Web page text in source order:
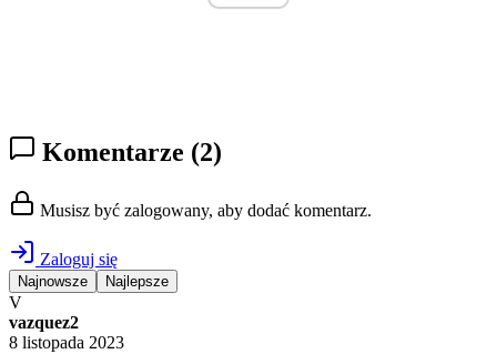
Komentarze (2)
Musisz być zalogowany, aby dodać komentarz.
Zaloguj się
Najnowsze Najlepsze
V
vazquez2
8 listopada 2023